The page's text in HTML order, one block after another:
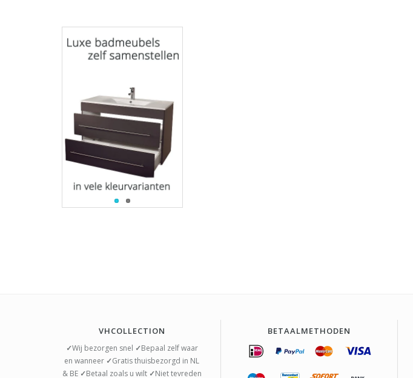
VHCOLLECTION
✓Wij bezorgen snel ✓Bepaal zelf waar
en wanneer ✓Gratis thuisbezorgd in NL
& BE ✓Betaal zoals u wilt ✓Niet tevreden
BETAALMETHODEN